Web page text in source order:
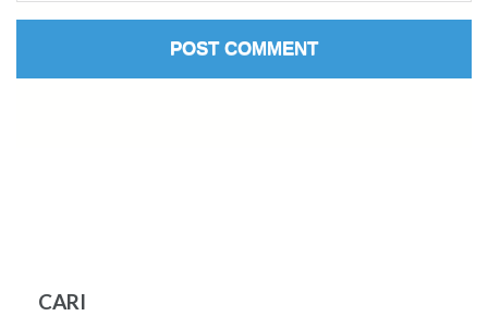
CARI